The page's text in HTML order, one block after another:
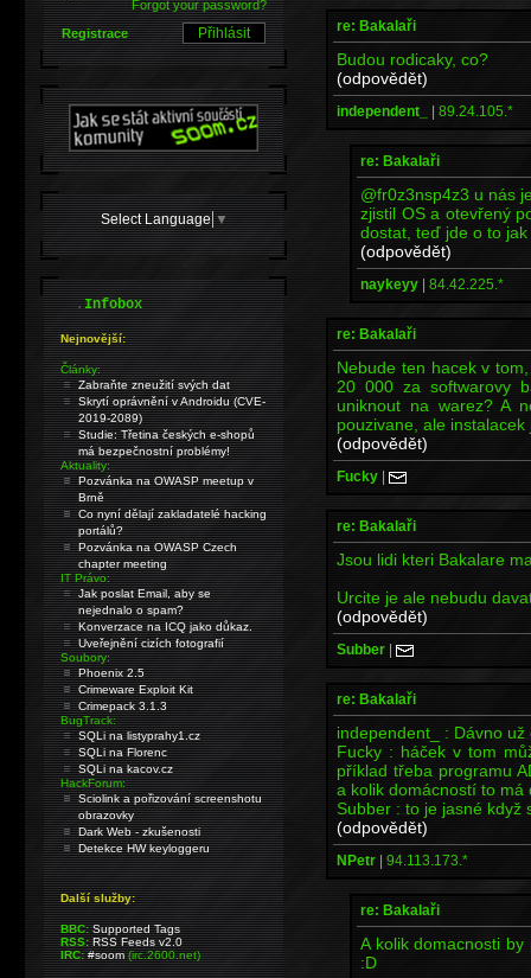
re: Bakalaři
Budou rodicaky, co?
(odpovědět)
independent_ | 89.24.105.*
re: Bakalaři
@fr0z3nsp4z3 u nás
zjistil OS a otevřený
dostat, teď jde o to
(odpovědět)
naykeyy | 84.42.225.*
re: Bakalaři
Nebude ten hacek v
20 000 za softwarovy
uniknout na warez? A
pouzivane, ale
(odpovědět)
Fucky |
re: Bakalaři
Jsou lidi kteri Bakalare
Urcite je ale nebudu
(odpovědět)
Subber |
re: Bakalaři
independent_ : Dávno
Fucky : háček v tom
příklad třeba programu
a kolik domácností to má
Subber : to je jasné když
(odpovědět)
NPetr | 94.113.173.*
re: Bakalaři
A kolik domacnosti
:D
Forgot your password?
Registrace
Select Language ▼
.Infobox
Nejnovější:
Články:
Zabraňte zneužití svých dat
Skrytí oprávnění v Androidu (CVE-
2019-2089)
Studie: Třetina českých e-shopů
má bezpečnostní problémy!
Aktuality:
Pozvánka na OWASP meetup v
Brně
Co nyní dělají zakladatelé hacking
portálů?
Pozvánka na OWASP Czech
chapter meeting
IT Právo:
Jak poslat Email, aby se
nejednalo o spam?
Konverzace na ICQ jako důkaz.
Uveřejnění cizích fotografií
Soubory:
Phoenix 2.5
Crimeware Exploit Kit
Crimepack 3.1.3
BugTrack:
SQLi na listyprahy1.cz
SQLi na Florenc
SQLi na kacov.cz
HackForum:
Sciolink a pořizování screenshotu
obrazovky
Dark Web - zkušenosti
Detekce HW keyloggeru
Další služby:
BBC: Supported Tags
RSS: RSS Feeds v2.0
IRC: #soom(irc.2600.net)